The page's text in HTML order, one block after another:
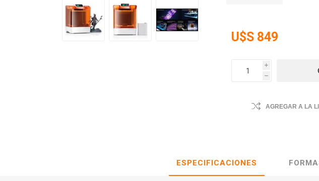
U$S 849
i
h
AGREGAR A LA
ESPECIFICACIONES